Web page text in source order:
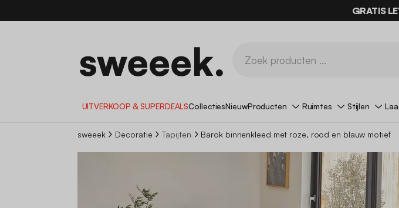
GRATIS
UITVERKOOP & SUPERDEALSCollectiesNieuwProducten Ruimtes Stijlen
sweeek Decoratie Tapijten Barok binnenkleed met roze, rood en blauw motief